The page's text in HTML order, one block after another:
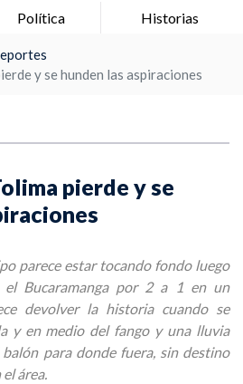
Política Historias
y se hunden las aspiraciones
pierde y se
parece estar tocando fondo luego
Bucaramanga por 2 a 1 en un
devolver la historia cuando se
y en medio del fango y una lluvia
para donde fuera, sin destino
área.